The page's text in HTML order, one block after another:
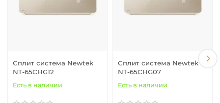
Сплит система Newtek
NT-65CHG12
Есть в наличии
Сплит система Newtek
NT-65CHG07
Есть в наличии